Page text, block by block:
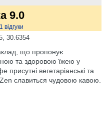
9.0
1 відгуки
30.6354
що пропонує
та здоровою їжею у
присутні вегетаріанські та
славиться чудовою кавою.